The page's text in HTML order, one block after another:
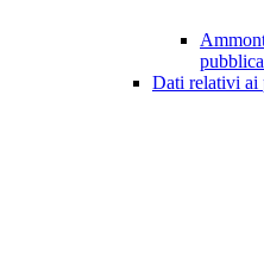
Dati relativi ai